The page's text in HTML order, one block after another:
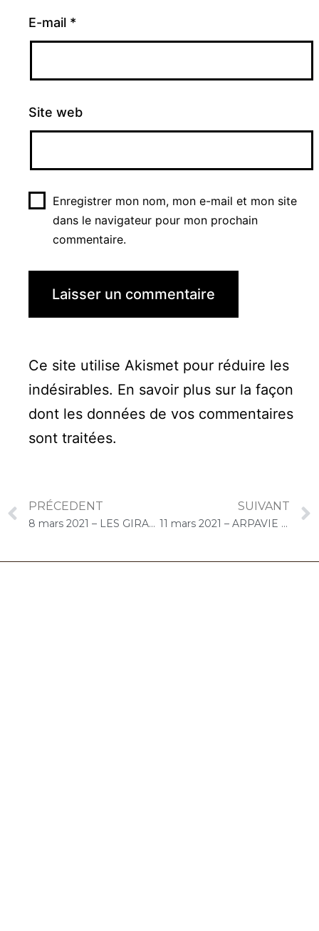
E-mail *
Site web
Enregistrer mon nom, mon e-mail et mon site
dans le navigateur pour mon prochain
commentaire.
Ce site utilise Akismet pour réduire les
indésirables. En savoir plus sur la façon
dont les données de vos commentaires
sont traitées.
PRÉCEDENT
8 mars 2021 – LES GIRANDIERES (Brétigny-sur-Orge) : Atelier « Chantons Ensemble » Les femmes
SUIVANT
11 mars 2021 – ARPAVIE La Vallée (Bourg-la-Reine) : Concert « Choco-Cello Solo » Chantons les femmes